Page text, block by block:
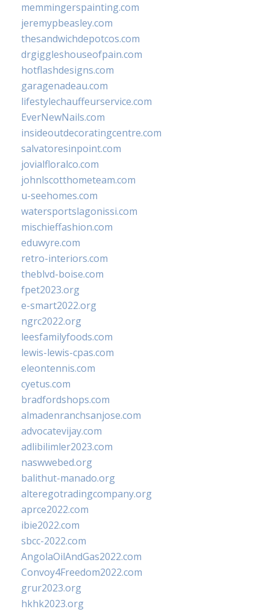
memmingerspainting.com
jeremypbeasley.com
thesandwichdepotcos.com
drgiggleshouseofpain.com
hotflashdesigns.com
garagenadeau.com
lifestylechauffeurservice.com
EverNewNails.com
insideoutdecoratingcentre.com
salvatoresinpoint.com
jovialfloralco.com
johnlscotthometeam.com
u-seehomes.com
watersportslagonissi.com
mischieffashion.com
eduwyre.com
retro-interiors.com
theblvd-boise.com
fpet2023.org
e-smart2022.org
ngrc2022.org
leesfamilyfoods.com
lewis-lewis-cpas.com
eleontennis.com
cyetus.com
bradfordshops.com
almadenranchsanjose.com
advocatevijay.com
adlibilimler2023.com
naswwebed.org
balithut-manado.org
alteregotradingcompany.org
aprce2022.com
ibie2022.com
sbcc-2022.com
AngolaOilAndGas2022.com
Convoy4Freedom2022.com
grur2023.org
hkhk2023.org